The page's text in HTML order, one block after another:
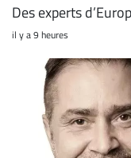
Des experts
il y a 9 heures